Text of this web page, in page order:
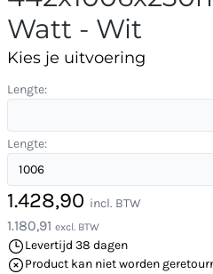
Watt - Wit
Kies je uitvoering
Lengte:
Lengte:
1.428,90 incl. BTW
1.180,91 excl. BTW
Levertijd 38 dagen
Product kan niet worden